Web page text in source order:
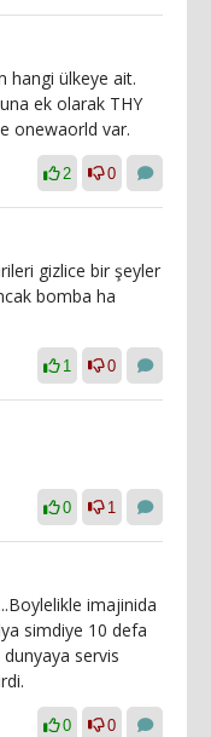
hangi ülkeye ait.
ek olarak THY
onewaorld var.
2 0
gizlice bir şeyler
bomba ha
1 0
0 1
imajinida
simdiye 10 defa
servis
0 0